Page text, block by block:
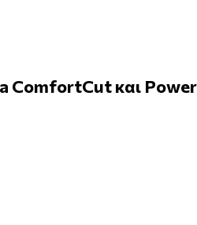
ComfortCut και